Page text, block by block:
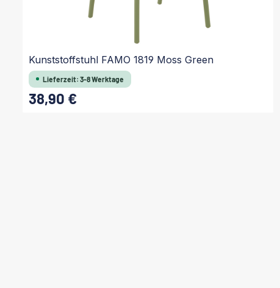
Kunststoffstuhl FAMO 1819 Moss Green
Lieferzeit: 3-8 Werktage
Regulärer Preis:
38,90 €